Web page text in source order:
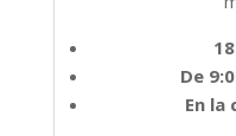
De
En la